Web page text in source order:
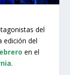
del
edición del
en el
.